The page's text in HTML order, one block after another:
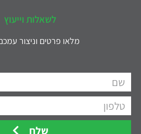
לשאלות וייעוץ
מלאו פרטים וניצור
שלח